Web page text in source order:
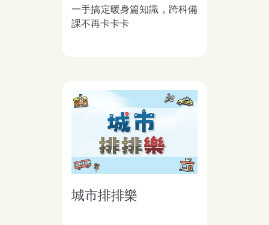
一手搞定暖身篇知識，跨科備
課不再卡卡卡
城市排排樂